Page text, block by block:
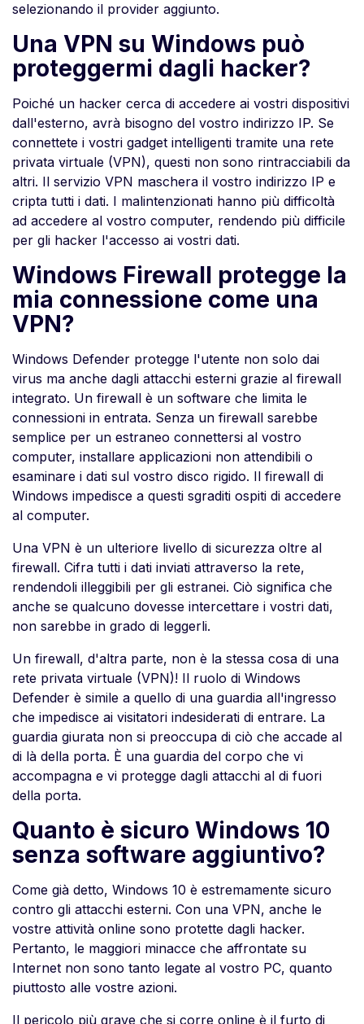
selezionando il provider aggiunto.
Una VPN su Windows può
proteggermi dagli hacker?
Poiché un hacker cerca di accedere ai vostri dispositivi
dall'esterno, avrà bisogno del vostro indirizzo IP. Se
connettete i vostri gadget intelligenti tramite una rete
privata virtuale (VPN), questi non sono rintracciabili da
altri. Il servizio VPN maschera il vostro indirizzo IP e
cripta tutti i dati. I malintenzionati hanno più difficoltà
ad accedere al vostro computer, rendendo più difficile
per gli hacker l'accesso ai vostri dati.
Windows Firewall protegge la
mia connessione come una
VPN?
Windows Defender protegge l'utente non solo dai
virus ma anche dagli attacchi esterni grazie al firewall
integrato. Un firewall è un software che limita le
connessioni in entrata. Senza un firewall sarebbe
semplice per un estraneo connettersi al vostro
computer, installare applicazioni non attendibili o
esaminare i dati sul vostro disco rigido. Il firewall di
Windows impedisce a questi sgraditi ospiti di accedere
al computer.
Una VPN è un ulteriore livello di sicurezza oltre al
firewall. Cifra tutti i dati inviati attraverso la rete,
rendendoli illeggibili per gli estranei. Ciò significa che
anche se qualcuno dovesse intercettare i vostri dati,
non sarebbe in grado di leggerli.
Un firewall, d'altra parte, non è la stessa cosa di una
rete privata virtuale (VPN)! Il ruolo di Windows
Defender è simile a quello di una guardia all'ingresso
che impedisce ai visitatori indesiderati di entrare. La
guardia giurata non si preoccupa di ciò che accade al
di là della porta. È una guardia del corpo che vi
accompagna e vi protegge dagli attacchi al di fuori
della porta.
Quanto è sicuro Windows 10
senza software aggiuntivo?
Come già detto, Windows 10 è estremamente sicuro
contro gli attacchi esterni. Con una VPN, anche le
vostre attività online sono protette dagli hacker.
Pertanto, le maggiori minacce che affrontate su
Internet non sono tanto legate al vostro PC, quanto
piuttosto alle vostre azioni.
Il pericolo più grave che si corre online è il furto di